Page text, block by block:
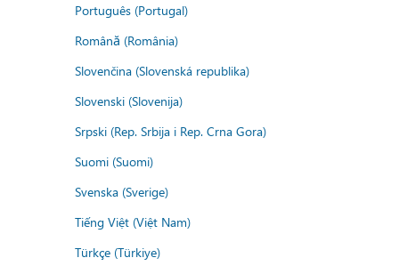
Português (Portugal)
Română (România)
Slovenčina (Slovenská republika)
Slovenski (Slovenija)
Srpski (Rep. Srbija i Rep. Crna Gora)
Suomi (Suomi)
Svenska (Sverige)
Tiếng Việt (Việt Nam)
Türkçe (Türkiye)